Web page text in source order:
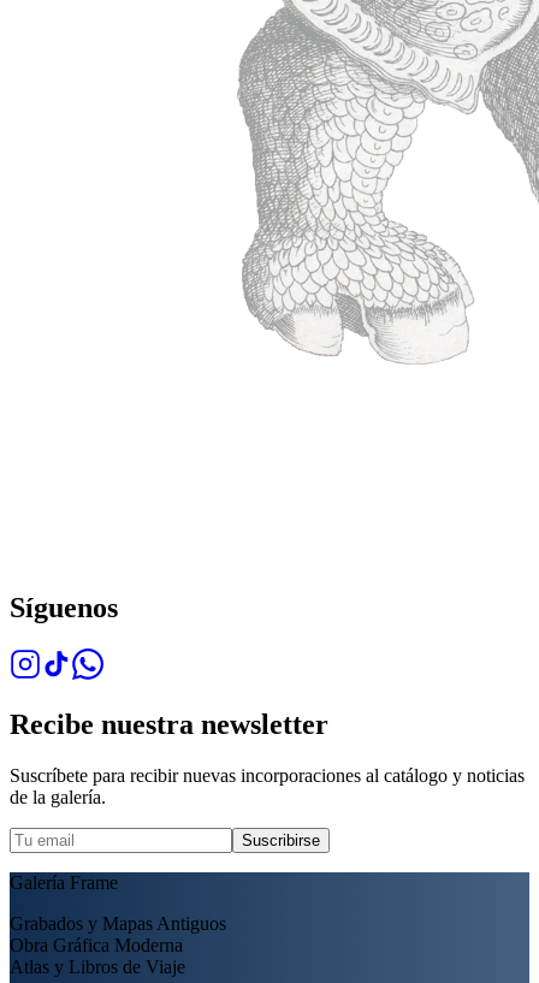
Síguenos
Recibe nuestra newsletter
Suscríbete para recibir nuevas incorporaciones al catálogo y noticias
de la galería.
Suscribirse
Galería Frame
Grabados y Mapas Antiguos
Obra Gráfica Moderna
Atlas y Libros de Viaje